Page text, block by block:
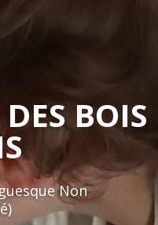
BOIS
Non